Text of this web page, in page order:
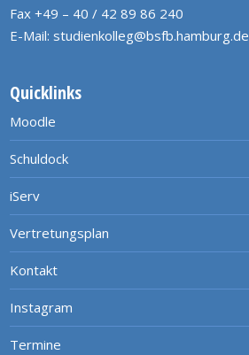
Fax +49 – 40 / 42 89 86 240
E-Mail: studienkolleg@bsfb.hamburg.de
Quicklinks
Moodle
Schuldock
iServ
Vertretungsplan
Kontakt
Instagram
Termine